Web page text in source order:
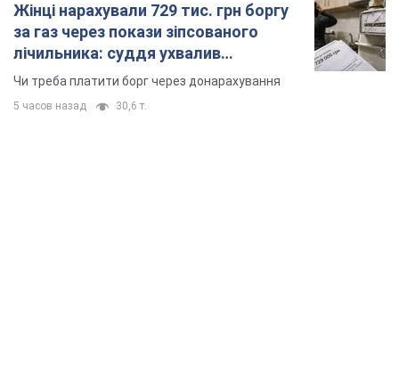
Жінці нарахували 729 тис. грн боргу
за газ через покази зіпсованого
лічильника: суддя ухвалив
неочікуване рішення
Чи треба платити борг через донарахування
5 часов назад 30,6 т.